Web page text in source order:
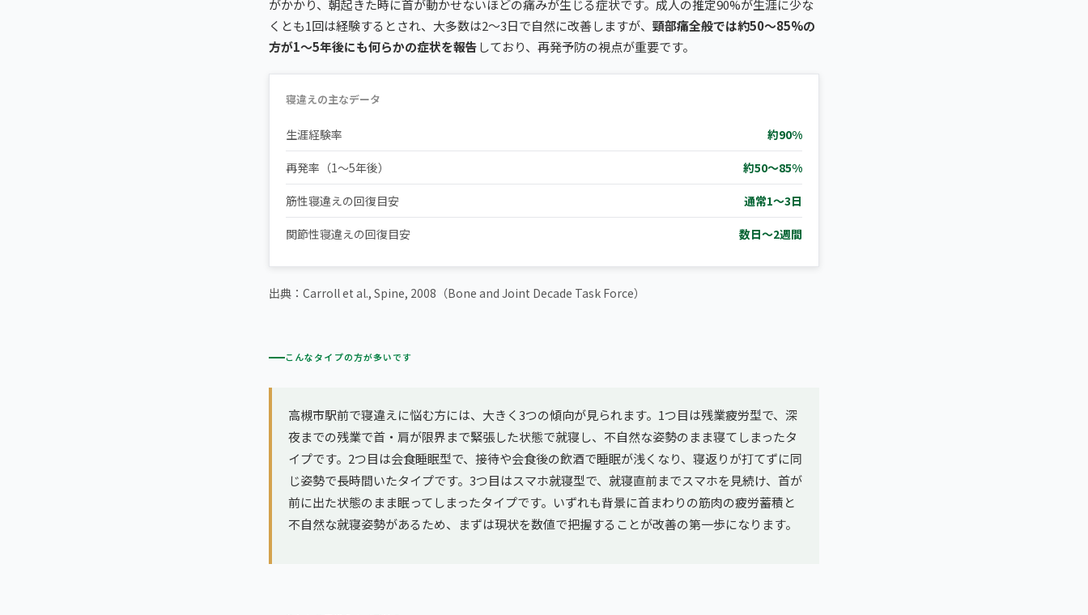
がかかり、朝起きた時に首が動かせないほどの痛みが生じる症状です。成人の推定90%が生涯に少な
くとも1回は経験するとされ、大多数は2〜3日で自然に改善しますが、 頸部痛全般では約50〜85%の
方が1〜5年後にも何らかの症状を報告しており、再発予防の視点が重要です。
寝違えの主なデータ
生涯経験率 約90%
再発率（1〜5年後） 約50〜85%
筋性寝違えの回復目安 通常1〜3日
関節性寝違えの回復目安 数日〜2週間
出典：Carroll et al., Spine, 2008（Bone and Joint Decade Task Force）
こんなタイプの方が多いです
高槻市駅前で寝違えに悩む方には、大きく3つの傾向が見られます。1つ目は残業疲労型で、深
夜までの残業で首・肩が限界まで緊張した状態で就寝し、不自然な姿勢のまま寝てしまったタ
イプです。2つ目は会食睡眠型で、接待や会食後の飲酒で睡眠が浅くなり、寝返りが打てずに同
じ姿勢で長時間いたタイプです。3つ目はスマホ就寝型で、就寝直前までスマホを見続け、首が
前に出た状態のまま眠ってしまったタイプです。いずれも背景に首まわりの筋肉の疲労蓄積と
不自然な就寝姿勢があるため、まずは現状を数値で把握することが改善の第一歩になります。